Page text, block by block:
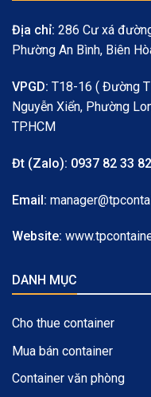
Địa chỉ: 286 Cư xá
Phường An Bình, Biên
VPGD: T18-16 ( Đường
Nguyễn Xiển, Phường
TP.HCM
Đt (Zalo): 0937 82 33
Email:
Website:
DANH MỤC
Cho thue container
Mua bán container
Container văn phòng